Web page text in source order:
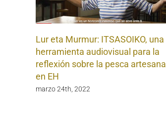
Lur eta Murmur: ITSASOIKO, una
herramienta audiovisual para la
reflexión sobre la pesca artesanal
en EH
marzo 24th, 2022